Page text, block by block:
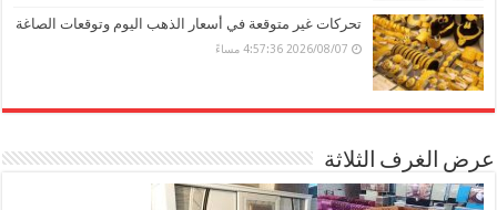
تحركات غير متوقعة في أسعار الذهب اليوم وتوقعات الصاغة
2026/08/07 4:57:36 مساءً
عرض الغرف الثلاثة